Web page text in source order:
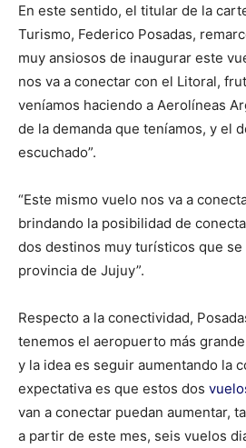
En este sentido, el titular de la
Turismo, Federico Posadas,
muy ansiosos de inaugurar este
nos va a conectar con el Litoral,
veníamos haciendo a Aerolíneas
de la demanda que teníamos, y el
escuchado”.
“Este mismo vuelo nos va a
brindando la posibilidad de
dos destinos muy turísticos que
provincia de Jujuy”.
Respecto a la conectividad,
tenemos el aeropuerto más
y la idea es seguir aumentando la
expectativa es que estos dos
van a conectar puedan aumentar,
a partir de este mes, seis vuelos